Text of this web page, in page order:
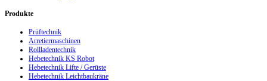
Produkte
Prüftechnik
Arretiermaschinen
Rollladentechnik
Hebetechnik KS Robot
Hebetechnik Lifte / Gerüste
Hebetechnik Leichtbaukräne